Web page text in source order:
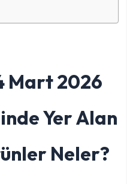
Mart 2026
Yer Alan
Neler?